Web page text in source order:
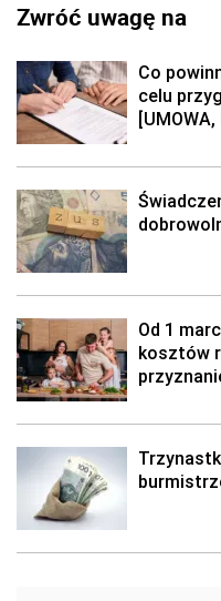
Zwróć uwagę na
Co
celu
[UMOWA,
Od 1
kosztów